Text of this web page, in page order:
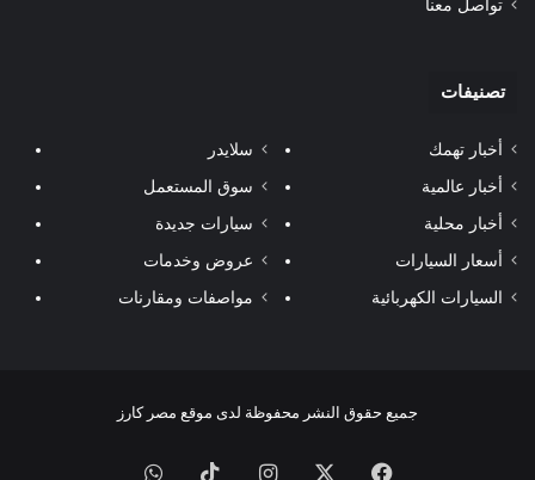
تواصل معنا
تصنيفات
أخبار تهمك
أخبار عالمية
أخبار محلية
أسعار السيارات
السيارات الكهربائية
سلايدر
سوق المستعمل
سيارات جديدة
عروض وخدمات
مواصفات ومقارنات
جميع حقوق النشر محفوظة لدى موقع مصر كارز
فيسبوك انستقرام‫TikTokواتساب